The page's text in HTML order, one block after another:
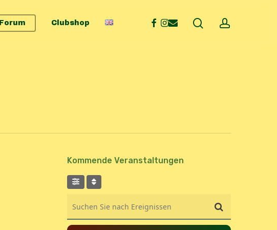
Forum Clubshop facebook
instagram
email searchaccount
Kommende Veranstaltungen